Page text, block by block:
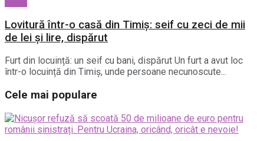
Lovitură într-o casă din Timiș: seif cu zeci de mii
de lei și lire, dispărut
Furt din locuință: un seif cu bani, dispărut Un furt a avut loc
într-o locuință din Timiș, unde persoane necunoscute...
Cele mai populare